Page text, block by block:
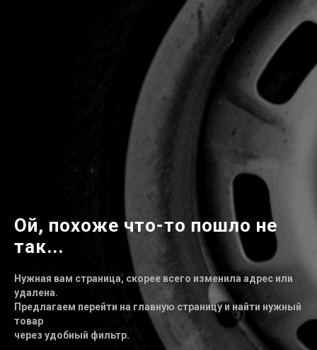
Ой, похоже что-то пошло не
так...
Нужная вам страница, скорее всего изменила адрес или
удалена.
Предлагаем перейти на главную страницу и найти нужный
товар
через удобный фильтр.